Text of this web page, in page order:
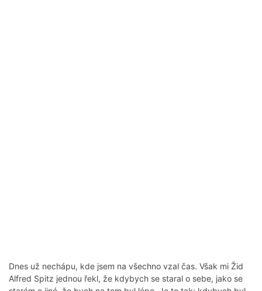
Dnes už nechápu, kde jsem na všechno vzal čas. Však mi Žid
Alfred Spitz jednou řekl, že kdybych se staral o sebe, jako se